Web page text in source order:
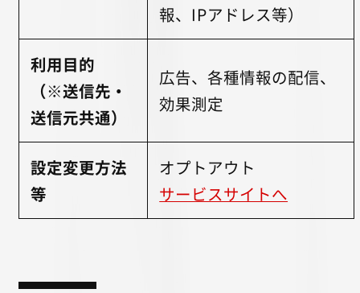
報、IPアドレス等）
利用目的
（※送信先・
送信元共通）
広告、各種情報の配信、
効果測定
設定変更方法
等
オプトアウト
サービスサイトへ